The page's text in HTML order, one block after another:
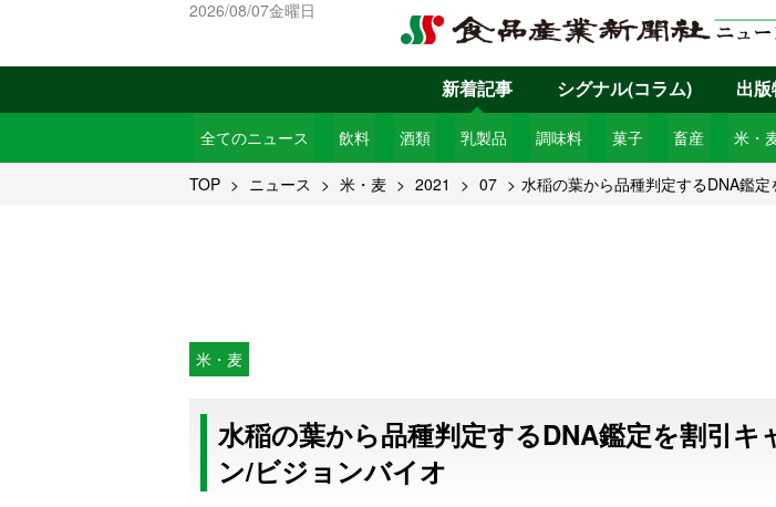
2026/08/07金曜日
新着記事
全てのニュース 飲料 酒類 乳製品 調味料 菓子 畜産 米・
シグナル(コラム) 出
TOP ニュース 米・麦 2021 07 水稲の葉から品種判定するDNA鑑
米・麦
水稲の葉から品種判定するDNA鑑定を割引キ
ン/ビジョンバイオ